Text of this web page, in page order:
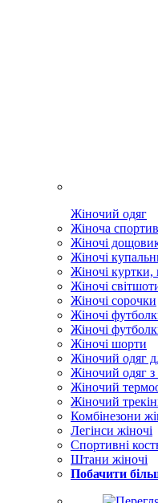
Жіночий одяг
Жіноча
Жіночі
Жіночі
Жіночі куртки,
Жіночі
Жіночі сорочки
Жіночі
Жіночі
Жіночі шорти
Жіночий одяг
Жіночий одяг з
Жіночий
Жіночий
Комбінезони
Легінси жіночі
Спортивні
Штани жіночі
Побачити